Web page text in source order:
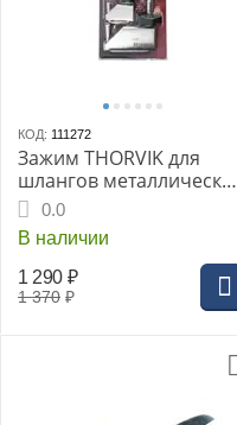
КОД: 111272
Зажим THORVIK для
шлангов металлические
в наборе, 4 предмета
0.0
В наличии
1 370 ₽
1 290 ₽